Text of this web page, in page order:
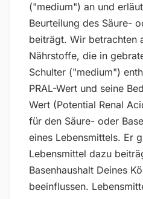
("medium") an und
Beurteilung des Säure-
beiträgt. Wir betrachten
Nährstoffe, die in
Schulter ("medium")
PRAL-Wert und seine
Wert (Potential Renal
für den Säure- oder
eines Lebensmittels. Er
Lebensmittel dazu
Basenhaushalt Deines
beeinflussen.